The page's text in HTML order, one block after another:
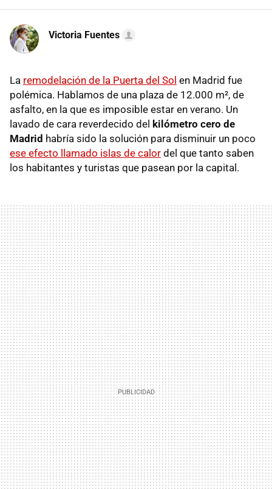
Victoria Fuentes
La remodelación de la Puerta del Sol en Madrid fue
polémica. Hablamos de una plaza de 12.000 m², de
asfalto, en la que es imposible estar en verano. Un
lavado de cara reverdecido del kilómetro cero de
Madrid habría sido la solución para disminuir un poco
ese efecto llamado islas de calor del que tanto saben
los habitantes y turistas que pasean por la capital.